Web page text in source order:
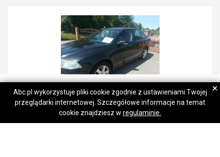
Napisz wiadomość
Napisz wiadomość
Skoda octavia1.9 TDI elegance 2007 rok
Abc.pl wykorzystuje pliki cookie zgodnie z ustawieniami Twojej
przeglądarki internetowej. Szczegółowe informacje na temat
cookie znajdziesz w regulaminie.
×